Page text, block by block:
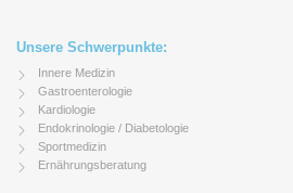
Unsere Schwerpunkte:
Innere Medizin
Gastroenterologie
Kardiologie
Endokrinologie / Diabetologie
Sportmedizin
Ernährungsberatung